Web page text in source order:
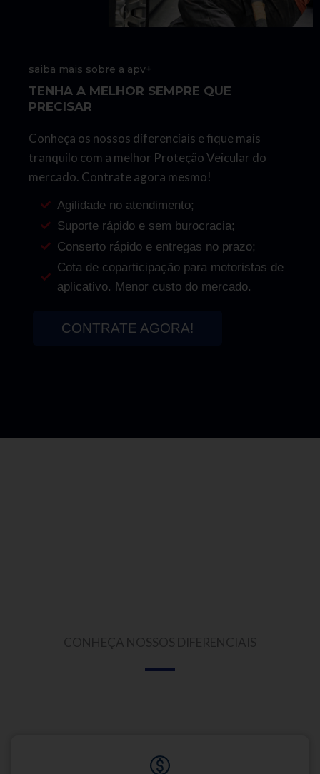
saiba mais sobre a apv+
TENHA A MELHOR SEMPRE QUE
PRECISAR
Conheça os nossos diferenciais e fique mais
tranquilo com a melhor Proteção Veicular do
mercado. Contrate agora mesmo!
Agilidade no atendimento;
Suporte rápido e sem burocracia;
Conserto rápido e entregas no prazo;
Cota de coparticipação para motoristas de
aplicativo. Menor custo do mercado.
CONTRATE AGORA!